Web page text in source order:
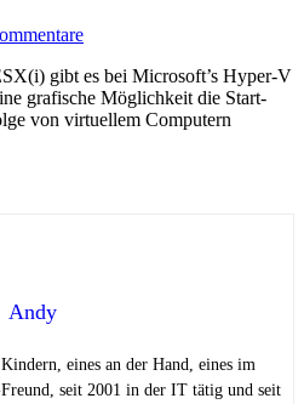
gibt es bei Microsoft’s Hyper-V
grafische Möglichkeit die Start-
von virtuellem Computern
Andy
eines an der Hand, eines im
seit 2001 in der IT tätig und seit